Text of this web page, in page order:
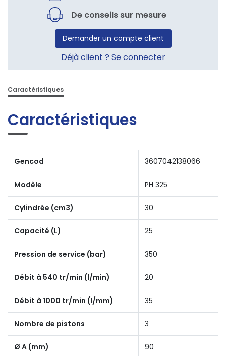
De conseils sur mesure
Demander un compte client
Déjà client ? Se connecter
Caractéristiques
Caractéristiques
Gencod 3607042138066
Modèle PH 325
Cylindrée (cm3) 30
Capacité (L) 25
Pression de service (bar) 350
Débit à 540 tr/min (l/min) 20
Débit à 1000 tr/min (l/mm) 35
Nombre de pistons 3
Ø A (mm) 90